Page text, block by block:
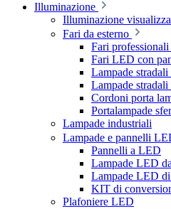
Illuminazione
Illuminazione visualizza
Fari da esterno
Fari professionali
Fari LED con
Lampade
Lampade
Cordoni porta
Portalampade
Lampade industriali
Lampade e pannelli
Pannelli a LED
Lampade LED
Lampade LED di
KIT di
Plafoniere LED